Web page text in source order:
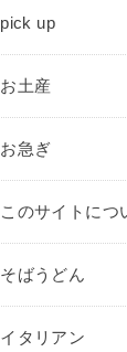
pick up
お土産
お急ぎ
このサイトにつ
そばうどん
イタリアン